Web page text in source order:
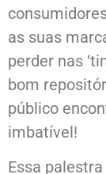
as suas
perder nas
bom
público
imbatível!
Essa